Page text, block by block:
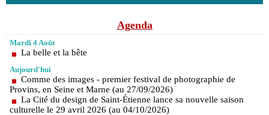
Agenda
Mardi 4 Août
La belle et la bête
Aujourd'hui
Comme des images - premier festival de photographie de
Provins, en Seine et Marne (au 27/09/2026)
La Cité du design de Saint-Étienne lance sa nouvelle saison
culturelle le 29 avril 2026 (au 04/10/2026)